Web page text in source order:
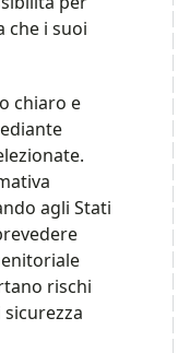
che i suoi
chiaro e
agli Stati
rischi